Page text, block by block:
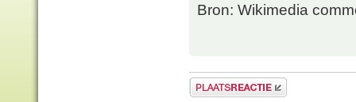
Bron: Wikimedia
Plaats een reactie